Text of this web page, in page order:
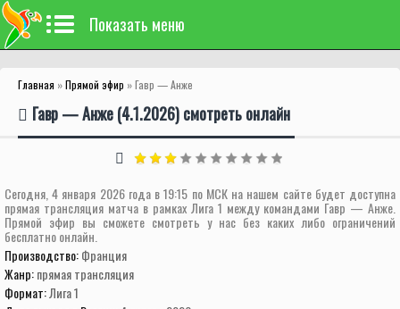
Показать меню
Главная »Прямой эфир » Гавр — Анже
Гавр — Анже (4.1.2026) смотреть онлайн
Сегодня, 4 января 2026 года в 19:15 по МСК на нашем сайте будет доступна
прямая трансляция матча в рамках Лига 1 между командами Гавр — Анже.
Прямой эфир вы сможете смотреть у нас без каких либо ограничений
бесплатно онлайн.
Производство:Франция
Жанр:прямая трансляция
Формат:Лига 1